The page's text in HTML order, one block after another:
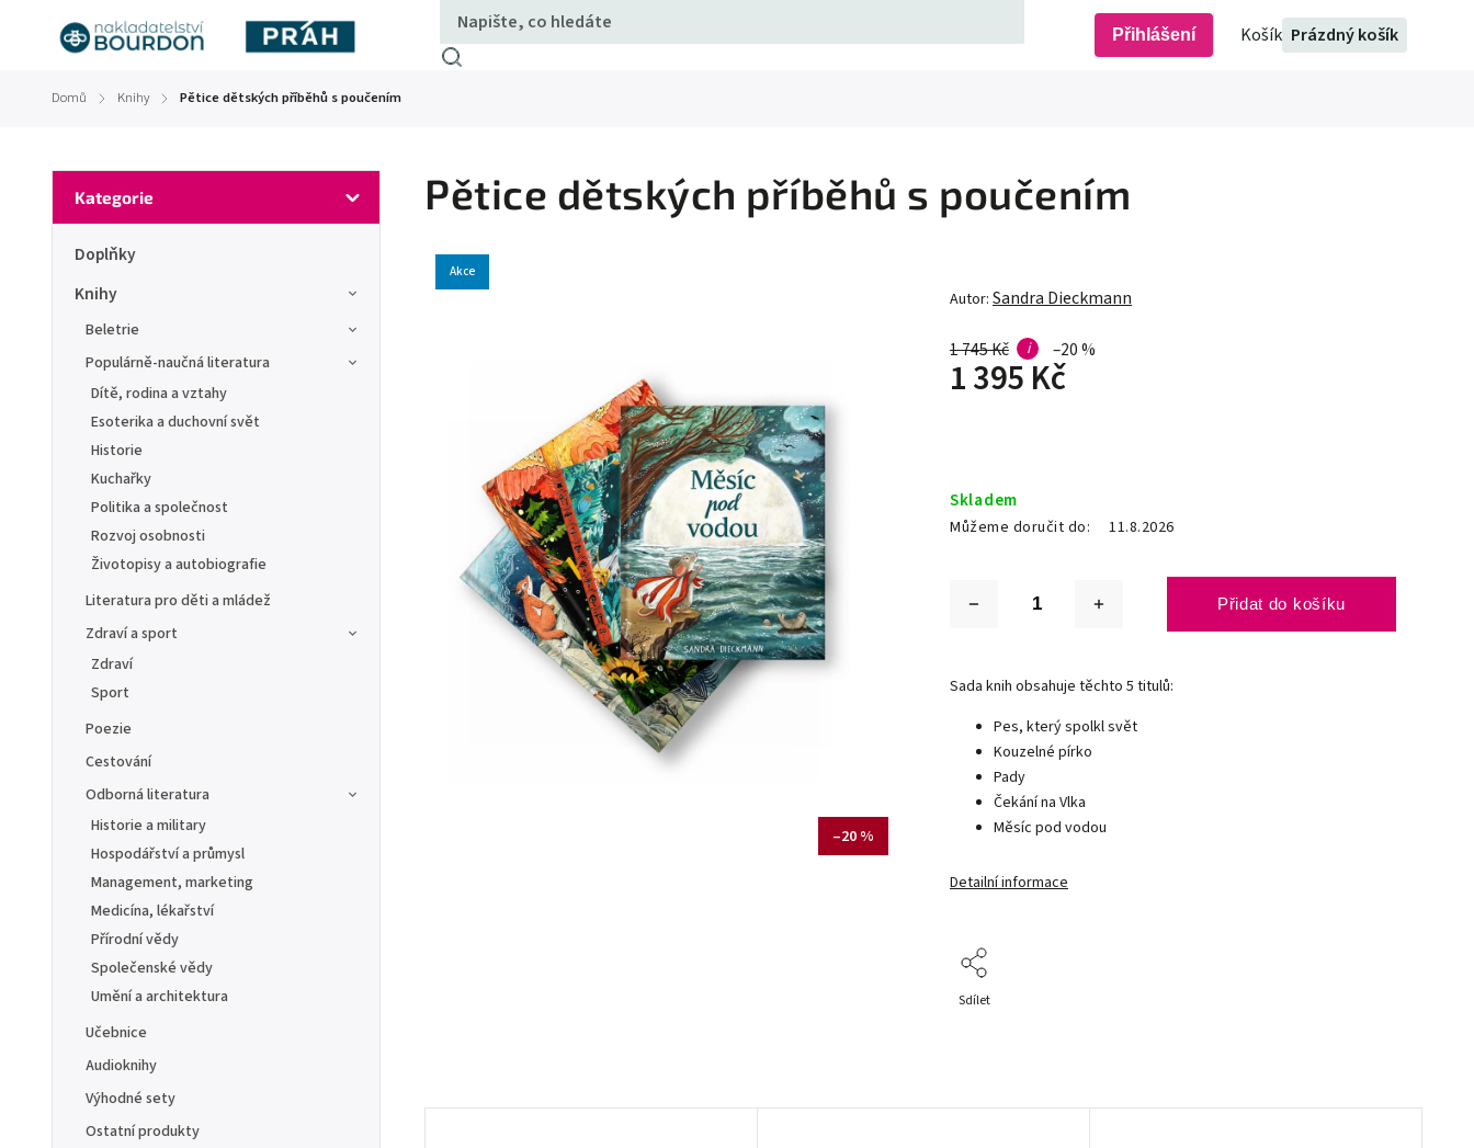
Prázdný košík
Přihlášení
Domů / Knihy / Pětice dětských příběhů s poučením
Kategorie
Doplňky
Knihy
Beletrie
Populárně-naučná literatura
Dítě, rodina a vztahy
Esoterika a duchovní svět
Historie
Kuchařky
Politika a společnost
Rozvoj osobnosti
Životopisy a autobiografie
Literatura pro děti a mládež
Zdraví a sport
Zdraví
Sport
Poezie
Cestování
Odborná literatura
Historie a military
Hospodářství a průmysl
Management, marketing
Medicína, lékařství
Přírodní vědy
Společenské vědy
Umění a architektura
Učebnice
Audioknihy
Výhodné sety
Ostatní produkty
Pětice dětských příběhů s poučením
Akce
–20 %
Autor: Sandra Dieckmann
1 745 Kč i –20 %
1 395 Kč
Skladem
Můžeme doručit do: 11.8.2026
Přidat do košíku
Sada knih obsahuje těchto 5 titulů:
Pes, který spolkl svět
Kouzelné pírko
Pady
Čekání na Vlka
Měsíc pod vodou
Detailní informace
Sdílet